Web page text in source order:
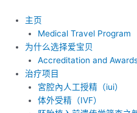
主页
Medical Travel Program
为什么选择爱宝贝
Accreditation and
治疗项目
宮腔內人工授精（iui）
体外受精（IVF）